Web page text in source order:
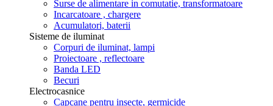
Surse de alimentare in comutatie, transformatoare
Incarcatoare , chargere
Acumulatori, baterii
Sisteme de iluminat
Corpuri de iluminat, lampi
Proiectoare , reflectoare
Banda LED
Becuri
Electrocasnice
Capcane pentru insecte, germicide